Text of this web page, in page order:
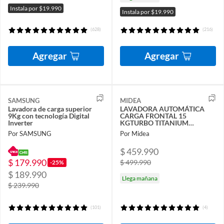
Instala por $19.990
(628)
Agregar
Instala por $19.990
(216)
Agregar
SAMSUNG
Lavadora de carga superior
9Kg con tecnología Digital
Inverter
Por SAMSUNG
$ 179.990 -25%
$ 189.990
$ 239.990
(101)
MIDEA
LAVADORA AUTOMÁTICA
CARGA FRONTAL 15
KGTURBO TITANIUM
MF200W150BT
Por Midea
$ 459.990
$ 499.990
Llega mañana
(4)